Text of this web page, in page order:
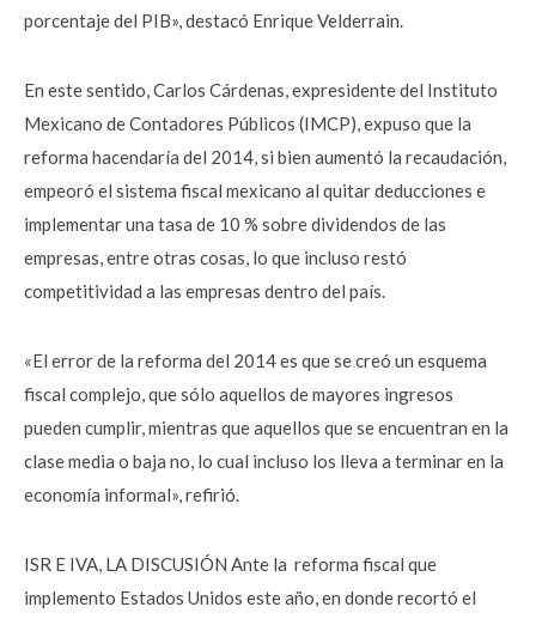
porcentaje del PIB», destacó Enrique Velderrain.
En este sentido, Carlos Cárdenas, expresidente del Instituto
Mexicano de Contadores Públicos (IMCP), expuso que la
reforma hacendaría del 2014, si bien aumentó la recaudación,
empeoró el sistema fiscal mexicano al quitar deducciones e
implementar una tasa de 10 % sobre dividendos de las
empresas, entre otras cosas, lo que incluso restó
competitividad a las empresas dentro del país.
«El error de la reforma del 2014 es que se creó un esquema
fiscal complejo, que sólo aquellos de mayores ingresos
pueden cumplir, mientras que aquellos que se encuentran en la
clase media o baja no, lo cual incluso los lleva a terminar en la
economía informal», refirió.
ISR E IVA, LA DISCUSIÓN Ante la reforma fiscal que
implemento Estados Unidos este año, en donde recortó el